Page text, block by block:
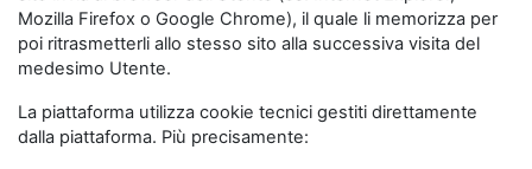
Mozilla Firefox o Google Chrome), il quale li memorizza per
poi ritrasmetterli allo stesso sito alla successiva visita del
medesimo Utente.
La piattaforma utilizza cookie tecnici gestiti direttamente
dalla piattaforma. Più precisamente: